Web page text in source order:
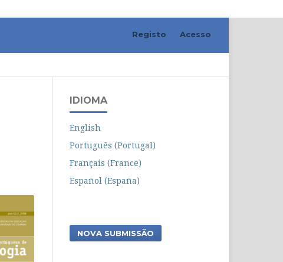
Registo Acesso
IDIOMA
English
Português (Portugal)
Français (France)
Español (España)
NOVA SUBMISSÃO